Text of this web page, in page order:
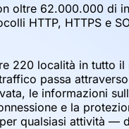
oltre 62.000.000 di
HTTP, HTTPS e
220 località in tutto
passa
le informazioni
e la
qualsiasi attività —